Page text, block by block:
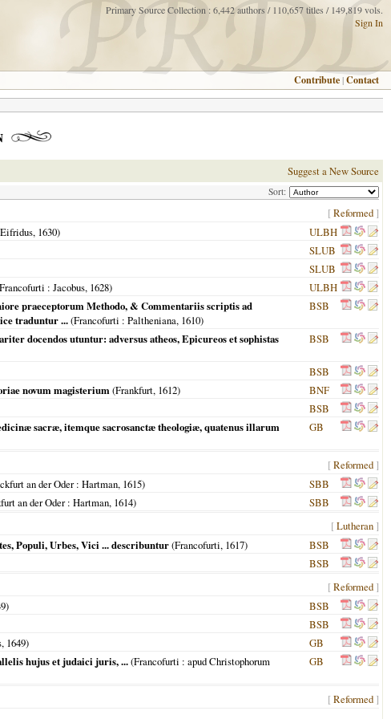
Primary Source Collection : 6,442 authors / 110,657 titles / 149,819 vols.
Sign In
Contribute |Contact
Suggest a New Source
Sort:
[Reformed ]
1630)
ULBH
SLUB
SLUB
: Jacobus, 1628)
ULBH
praeceptorum Methodo, & Commentariis scriptis ad
traduntur ...(Francofurti : Paltheniana, 1610)
BSB
docendos utuntur: adversus atheos, Epicureos et sophistas
BSB
BSB
novum magisterium(Frankfurt, 1612)
BNF
BSB
sacræ, itemque sacrosanctæ theologiæ, quatenus illarum
GB
[Reformed ]
an der Oder: Hartman, 1615)
SBB
an der Oder: Hartman, 1614) SBB
[Lutheran ]
Populi, Urbes, Vici ... describuntur(Francofurti, 1617)
BSB
BSB
[Reformed ]
)
BSB
BSB
1649)
GB
hujus et judaici juris, ...(Francofurti : apud Christophorum
GB
[Reformed ]